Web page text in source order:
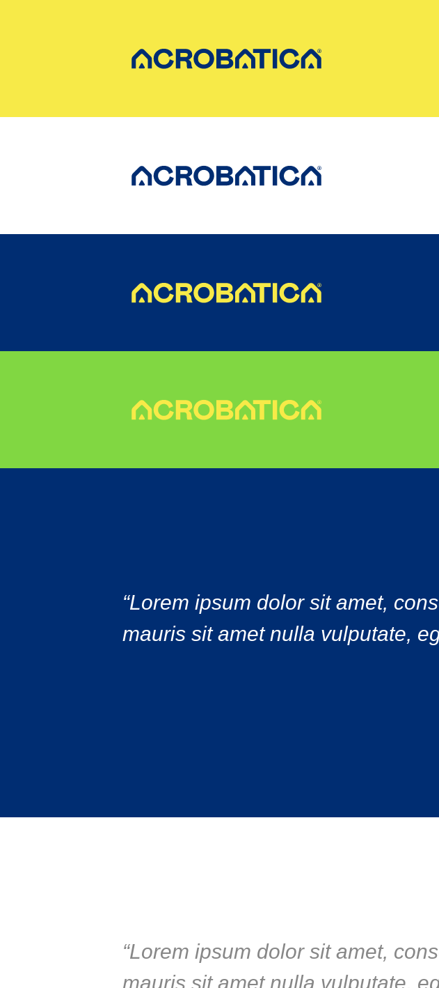
“Lorem ipsum dolor sit amet,
mauris sit amet nulla vulputate,
“Lorem ipsum dolor sit amet,
mauris sit amet nulla vulputate,